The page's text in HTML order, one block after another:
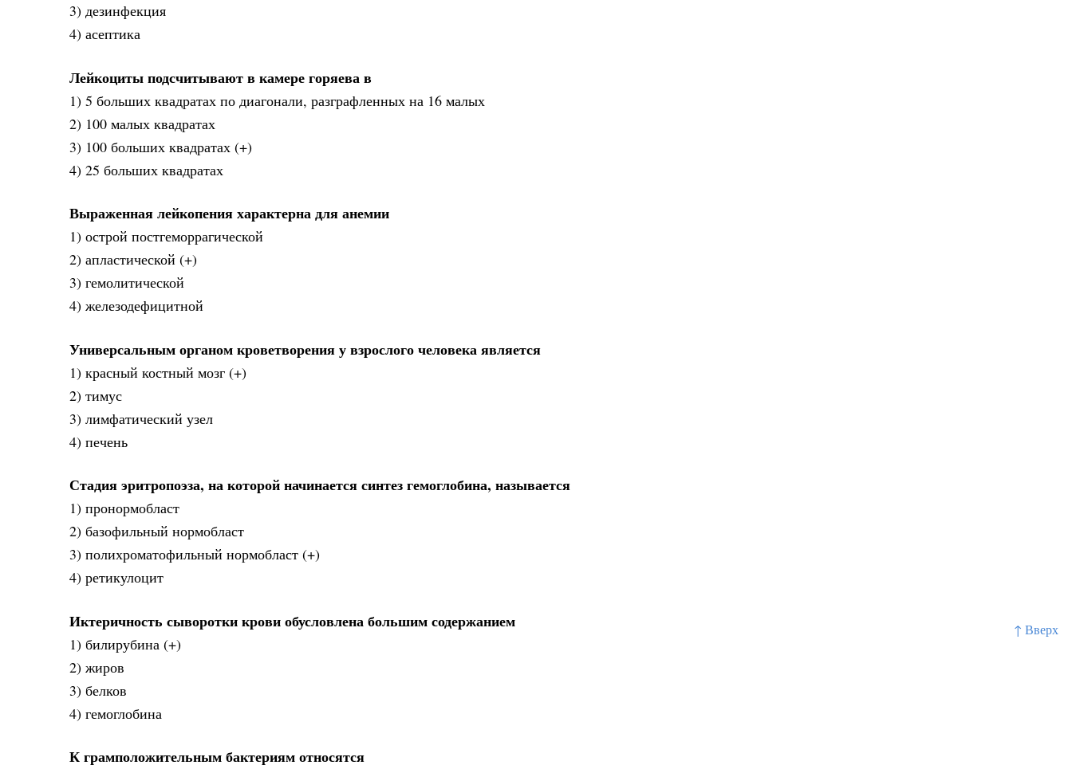
↑ Вверх
3) дезинфекция
4) асептика
Лейкоциты подсчитывают в камере горяева в
1) 5 больших квадратах по диагонали, разграфленных на 16 малых
2) 100 малых квадратах
3) 100 больших квадратах (+)
4) 25 больших квадратах
Выраженная лейкопения характерна для анемии
1) острой постгеморрагической
2) апластической (+)
3) гемолитической
4) железодефицитной
Универсальным органом кроветворения у взрослого человека является
1) красный костный мозг (+)
2) тимус
3) лимфатический узел
4) печень
Стадия эритропоэза, на которой начинается синтез гемоглобина, называется
1) пронормобласт
2) базофильный нормобласт
3) полихроматофильный нормобласт (+)
4) ретикулоцит
Иктеричность сыворотки крови обусловлена большим содержанием
1) билирубина (+)
2) жиров
3) белков
4) гемоглобина
К грамположительным бактериям относятся